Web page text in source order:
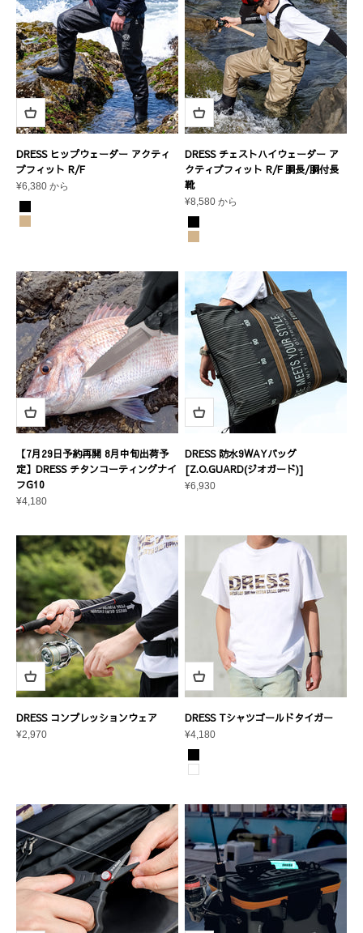
DRESS ヒップウェーダー アクティ
ブフィット R/F
セール価格
¥6,380 から
カラー
ブラック
タン
DRESS チェストハイウェーダー ア
クティブフィット R/F 胴長/胴付長
靴
セール価格
¥8,580 から
カラー
ブラック
タン
【7月29日予約再開 8月中旬出荷予
定】DRESS チタンコーティングナイ
フG10
セール価格
¥4,180
DRESS 防水9WAYバッグ
[Z.O.GUARD(ジオガード)]
セール価格
¥6,930
DRESS コンプレッションウェア
セール価格
¥2,970
DRESS Tシャツゴールドタイガー
セール価格
¥4,180
カラー
ブラック
ホワイト